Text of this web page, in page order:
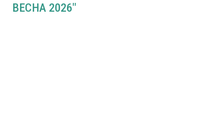
ВЕСНА 2026"